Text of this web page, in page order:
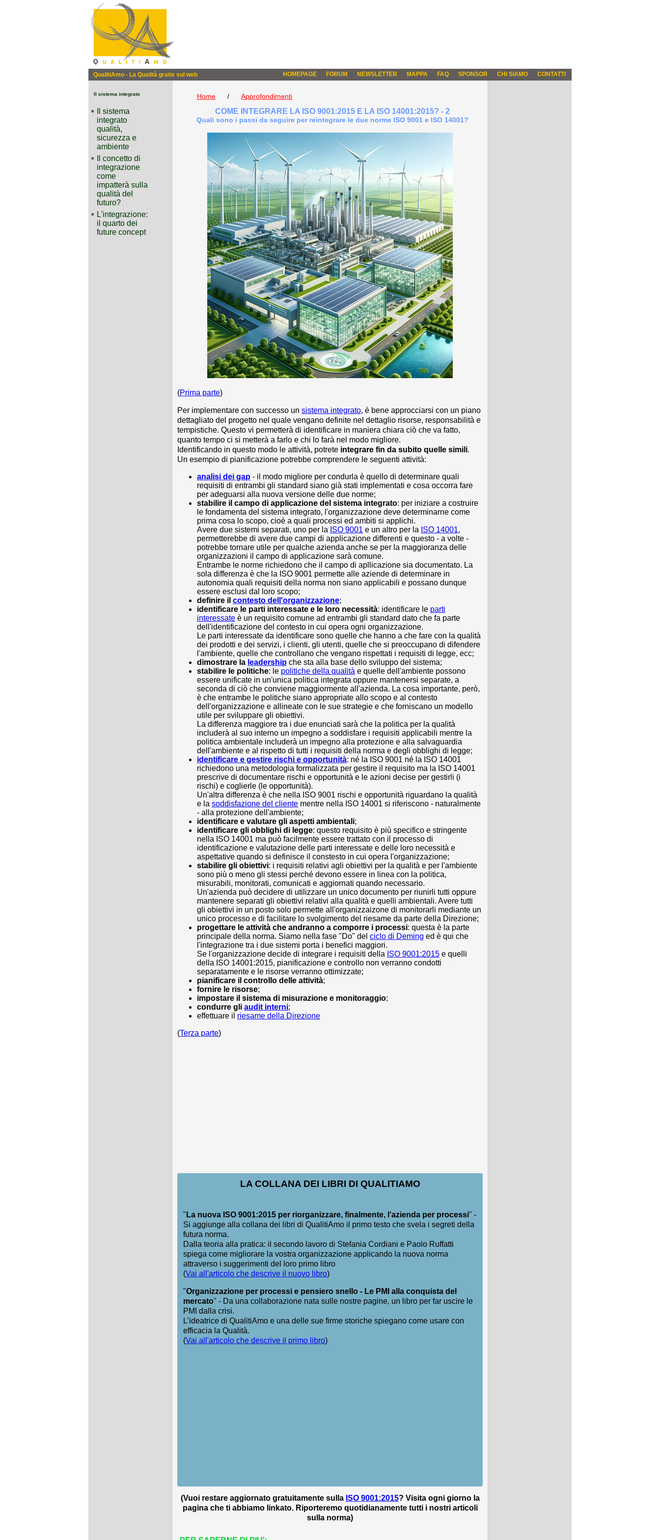
QualitiAmo - La Qualità gratis sul web HOMEPAGE FORUM NEWSLETTER MAPPA FAQ SPONSOR CHI SIAMO CONTATTI
Home / Approfondimenti
COME INTEGRARE LA ISO 9001:2015 E LA ISO 14001:2015? - 2
Quali sono i passi da seguire per reintegrare le due norme ISO 9001 e ISO 14001?
(Prima parte)
Per implementare con successo un sistema integrato, è bene approcciarsi con un piano
dettagliato del progetto nel quale vengano definite nel dettaglio risorse, responsabilità e
tempistiche. Questo vi permetterà di identificare in maniera chiara ciò che va fatto,
quanto tempo ci si metterà a farlo e chi lo farà nel modo migliore.
Identificando in questo modo le attività, potrete integrare fin da subito quelle simili.
Un esempio di pianificazione potrebbe comprendere le seguenti attività:
analisi dei gap - il modo migliore per condurla è quello di determinare quali
requisiti di entrambi gli standard siano già stati implementati e cosa occorra fare
per adeguarsi alla nuova versione delle due norme;
stabilire il campo di applicazione del sistema integrato: per iniziare a costruire
le fondamenta del sistema integrato, l'organizzazione deve determinarne come
prima cosa lo scopo, cioè a quali processi ed ambiti si applichi.
Avere due sistemi separati, uno per la ISO 9001 e un altro per la ISO 14001,
permetterebbe di avere due campi di applicazione differenti e questo - a volte -
potrebbe tornare utile per qualche azienda anche se per la maggioranza delle
organizzazioni il campo di applicazione sarà comune.
Entrambe le norme richiedono che il campo di apllicazione sia documentato. La
sola differenza è che la ISO 9001 permette alle aziende di determinare in
autonomia quali requisiti della norma non siano applicabili e possano dunque
essere esclusi dal loro scopo;
definire il contesto dell'organizzazione;
identificare le parti interessate e le loro necessità: identificare le parti
interessate è un requisito comune ad entrambi gli standard dato che fa parte
dell'identificazione del contesto in cui opera ogni organizzazione.
Le parti interessate da identificare sono quelle che hanno a che fare con la qualità
dei prodotti e dei servizi, i clienti, gli utenti, quelle che si preoccupano di difendere
l'ambiente, quelle che controllano che vengano rispettati i requisiti di legge, ecc;
dimostrare la leadership che sta alla base dello sviluppo del sistema;
stabilire le politiche: le politiche della qualità e quelle dell'ambiente possono
essere unificate in un'unica politica integrata oppure mantenersi separate, a
seconda di ciò che conviene maggiormente all'azienda. La cosa importante, però,
è che entrambe le politiche siano appropriate allo scopo e al contesto
dell'organizzazione e allineate con le sue strategie e che forniscano un modello
utile per sviluppare gli obiettivi.
La differenza maggiore tra i due enunciati sarà che la politica per la qualità
includerà al suo interno un impegno a soddisfare i requisiti applicabili mentre la
politica ambientale includerà un impegno alla protezione e alla salvaguardia
dell'ambiente e al rispetto di tutti i requisiti della norma e degli obblighi di legge;
identificare e gestire rischi e opportunità: né la ISO 9001 né la ISO 14001
richiedono una metodologia formalizzata per gestire il requisito ma la ISO 14001
prescrive di documentare rischi e opportunità e le azioni decise per gestirli (i
rischi) e coglierle (le opportunità).
Un'altra differenza è che nella ISO 9001 rischi e opportunità riguardano la qualità
e la soddisfazione del cliente mentre nella ISO 14001 si riferiscono - naturalmente
- alla protezione dell'ambiente;
identificare e valutare gli aspetti ambientali;
identificare gli obblighi di legge: questo requisito è più specifico e stringente
nella ISO 14001 ma può facilmente essere trattato con il processo di
identificazione e valutazione delle parti interessate e delle loro necessità e
aspettative quando si definisce il constesto in cui opera l'organizzazione;
stabilire gli obiettivi: i requisiti relativi agli obiettivi per la qualità e per l'ambiente
sono più o meno gli stessi perché devono essere in linea con la politica,
misurabili, monitorati, comunicati e aggiornati quando necessario.
Un'azienda può decidere di utilizzare un unico documento per riunirli tutti oppure
mantenere separati gli obiettivi relativi alla qualità e quelli ambientali. Avere tutti
gli obiettivi in un posto solo permette all'organizzaizone di monitorarli mediante un
unico processo e di facilitare lo svolgimento del riesame da parte della Direzione;
progettare le attività che andranno a comporre i processi: questa è la parte
principale della norma. Siamo nella fase "Do" del ciclo di Deming ed è qui che
l'integrazione tra i due sistemi porta i benefici maggiori.
Se l'organizzazione decide di integrare i requisiti della ISO 9001:2015 e quelli
della ISO 14001:2015, pianificazione e controllo non verranno condotti
separatamente e le risorse verranno ottimizzate;
pianificare il controllo delle attività;
fornire le risorse;
impostare il sistema di misurazione e monitoraggio;
condurre gli audit interni;
effettuare il riesame della Direzione
(Terza parte)
LA COLLANA DEI LIBRI DI QUALITIAMO
" La nuova ISO 9001:2015 per riorganizzare, finalmente, l'azienda per processi" -
Si aggiunge alla collana dei libri di QualitiAmo il primo testo che svela i segreti della
futura norma.
Dalla teoria alla pratica: il secondo lavoro di Stefania Cordiani e Paolo Ruffatti
spiega come migliorare la vostra organizzazione applicando la nuova norma
attraverso i suggerimenti del loro primo libro
(Vai all'articolo che descrive il nuovo libro)
"Organizzazione per processi e pensiero snello - Le PMI alla conquista del
mercato" - Da una collaborazione nata sulle nostre pagine, un libro per far uscire le
PMI dalla crisi.
L’ideatrice di QualitiAmo e una delle sue firme storiche spiegano come usare con
efficacia la Qualità.
(Vai all'articolo che descrive il primo libro)
(Vuoi restare aggiornato gratuitamente sulla ISO 9001:2015? Visita ogni giorno la
pagina che ti abbiamo linkato. Riporteremo quotidianamente tutti i nostri articoli
sulla norma)
Il sistema integrato
Il sistema
integrato
qualità,
sicurezza e
ambiente
Il concetto di
integrazione
come
impatterà sulla
qualità del
futuro?
L'integrazione:
il quarto dei
future concept